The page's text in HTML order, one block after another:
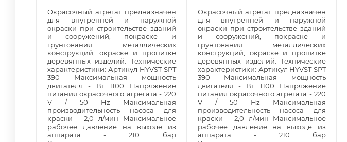
Окрасочный агрегат предназначен
для внутренней и наружной
окраски при строительстве зданий
и сооружений, покраске и
грунтования металлических
конструкций, окраске и пропитке
деревянных изделий. Технические
характеристики: Артикул HYVST SPT
390 Максимальная мощность
двигателя - Вт 1100 Напряжение
питания окрасочного агрегата - 220
V / 50 Hz Максимальная
производительность насоса для
краски - 2,0 л/мин Максимальное
рабочее давление на выходе из
аппарата - 210 бар
Окрасочный агрегат предназначен
для внутренней и наружной
окраски при строительстве зданий
и сооружений, покраске и
грунтования металлических
конструкций, окраске и пропитке
деревянных изделий. Технические
характеристики: Артикул HYVST SPT
390 Максимальная мощность
двигателя - Вт 1100 Напряжение
питания окрасочного агрегата - 220
V / 50 Hz Максимальная
производительность насоса для
краски - 2,0 л/мин Максимальное
рабочее давление на выходе из
аппарата - 210 бар